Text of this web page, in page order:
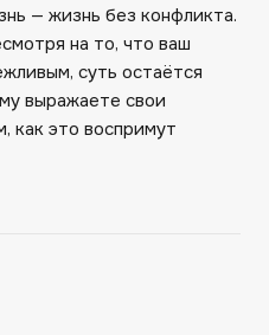
— жизнь без конфликта.
на то, что ваш
суть остаётся
выражаете свои
как это воспримут